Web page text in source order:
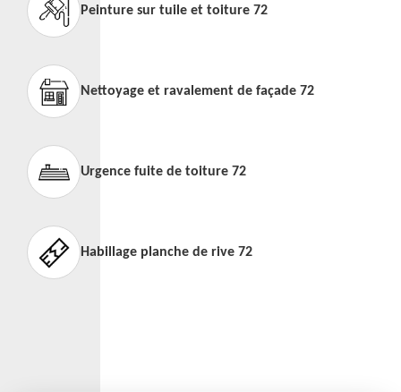
Peinture sur tuile et toiture 72
Nettoyage et ravalement de façade 72
Urgence fuite de toiture 72
Habillage planche de rive 72